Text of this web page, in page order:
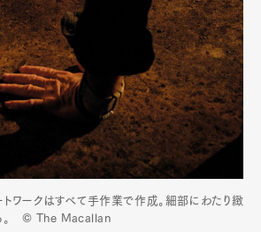
ワークはすべて手作業で作成。細部にわたり緻
。 © The Macallan